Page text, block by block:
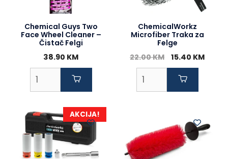
Chemical Guys Two
Face Wheel Cleaner –
Čistač Felgi
38.90 KM
ChemicalWorkz
Microfiber Traka za
Felge
22.00KM
Original
price
was:
15.40 KM
AKCIJA!